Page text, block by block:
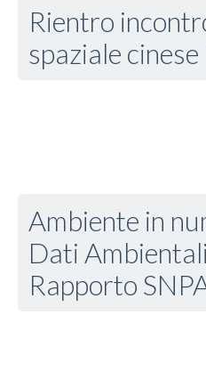
Rientro
spaziale cinese
Ambiente in
Dati
Rapporto